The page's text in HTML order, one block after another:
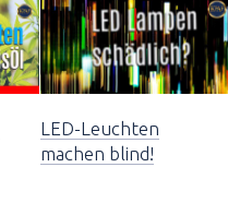
LED-Leuchten
machen blind!